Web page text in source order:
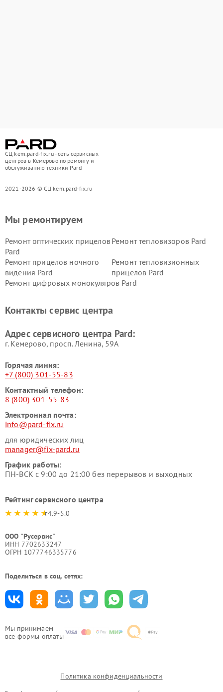
СЦ kem.pard-fix.ru - сеть сервисных
центров в Кемерово по ремонту и
обслуживанию техники Pard
2021-2026 © СЦ kem.pard-fix.ru
Мы принимаем
все формы оплаты
Мы ремонтируем
Ремонт оптических прицелов
Pard
Ремонт тепловизоров Pard
Ремонт прицелов ночного
видения Pard
Ремонт тепловизионных
прицелов Pard
Ремонт цифровых монокуляров Pard
Контакты сервис центра
Адрес сервисного центра Pard:
г. Кемерово, просп. Ленина, 59А
Горячая линия:
+7 (800) 301-55-83
Контактный телефон:
8 (800) 301-55-83
Электронная почта:
info@pard-fix.ru
для юридических лиц
manager@fix-pard.ru
График работы:
ПН-ВСК с 9:00 до 21:00 без перерывов и выходных
Рейтинг сервисного центра
4.9-5.0
ООО "Русервис"
ИНН 7702633247
ОГРН 1077746335776
Поделиться в соц. сетях:
Политика конфиденциальности